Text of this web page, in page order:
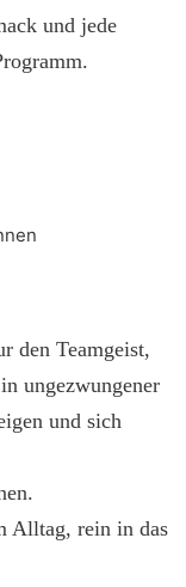
und jede
den Teamgeist,
ungezwungener
und sich
Alltag, rein in das